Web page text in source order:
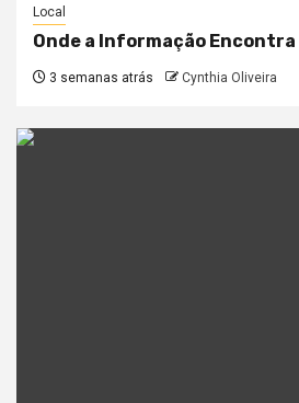
Local
Onde a Informação Encontra
3 semanas atrás Cynthia Oliveira